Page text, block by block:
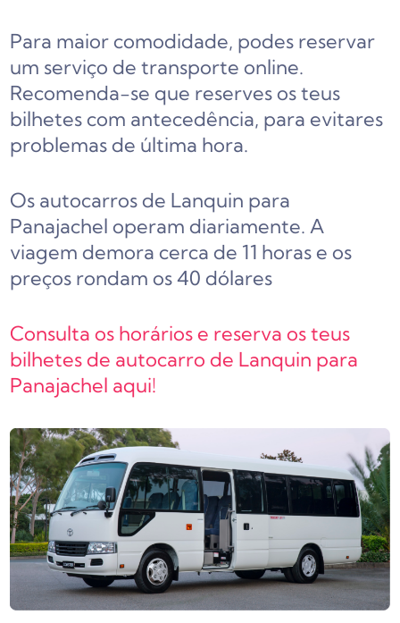
Para maior comodidade, podes reservar
um serviço de transporte online.
Recomenda-se que reserves os teus
bilhetes com antecedência, para evitares
problemas de última hora.
Os autocarros de Lanquin para
Panajachel operam diariamente. A
viagem demora cerca de 11 horas e os
preços rondam os 40 dólares
Consulta os horários e reserva os teus
bilhetes de autocarro de Lanquin para
Panajachel aqui!